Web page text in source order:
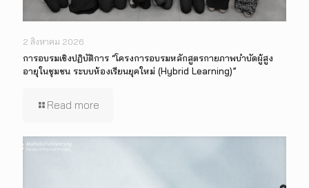
2 สิงหาคม 2026
การอบรมเชิงปฏิบัติการ “โครงการอบรมหลักสูตรกายภาพบำบัดผู้สูง
อายุในชุมชน ระบบห้องเรียนยุคใหม่ (Hybrid Learning)”
Read more